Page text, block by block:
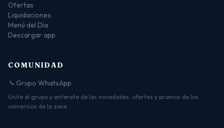
Ofertas
Liquidaciones
Menú del Día
Descargar app
COMUNIDAD
Grupo WhatsApp
Unite al grupo y enterate de las novedades, ofertas y promos de los
comercios de la zona.